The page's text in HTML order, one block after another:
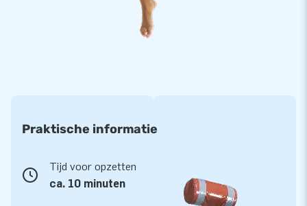
tenten bovendien 5 jaar garantie. Hierdoor lever jij met dit
product jarenlang een perfect extra onderdak.
en partijen. Onze designers, ontwikkelaars en logistiek
medewerkers leveren vinden hun werk dan ook een feestje!
En je bent bij ons altijd verzekerd van onze professionele
Praktische informatie
Tijd voor opzetten
ca. 10 minuten